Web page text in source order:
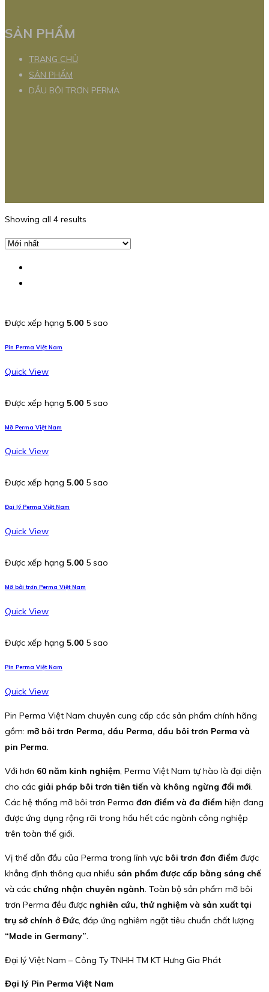
SẢN PHẨM
TRANG CHỦ
SẢN PHẨM
DẦU BÔI TRƠN PERMA
Showing all 4 results
Được xếp hạng 5.00 5 sao
Pin Perma Việt Nam
Quick View
Được xếp hạng 5.00 5 sao
Mỡ Perma Việt Nam
Quick View
Được xếp hạng 5.00 5 sao
Đại lý Perma Việt Nam
Quick View
Được xếp hạng 5.00 5 sao
Mỡ bôi trơn Perma Việt Nam
Quick View
Được xếp hạng 5.00 5 sao
Pin Perma Việt Nam
Quick View
Pin Perma Việt Nam chuyên cung cấp các sản phẩm chính hãng
gồm: mỡ bôi trơn Perma, dầu Perma, dầu bôi trơn Perma và
pin Perma
Với hơn 60 năm kinh nghiệm , Perma Việt Nam tự hào là đại diện
cho các giải pháp bôi trơn tiên tiến và không ngừng đổi mới
Các hệ thống mỡ bôi trơn Perma đơn điểm và đa điểm hiện đang
được ứng dụng rộng rãi trong hầu hết các ngành công nghiệp
trên toàn thế giới.
Vị thế dẫn đầu của Perma trong lĩnh vực bôi trơn đơn điểm được
khẳng định thông qua nhiều sản phẩm được cấp bằng sáng chế
và các chứng nhận chuyên ngành . Toàn bộ sản phẩm mỡ bôi
trơn Perma đều được nghiên cứu, thử nghiệm và sản xuất tại
trụ sở chính ở Đức , đáp ứng nghiêm ngặt tiêu chuẩn chất lượng
“Made in Germany”
Đại lý Việt Nam – Công Ty TNHH TM KT Hưng Gia Phát
Đại lý Pin Perma Việt Nam